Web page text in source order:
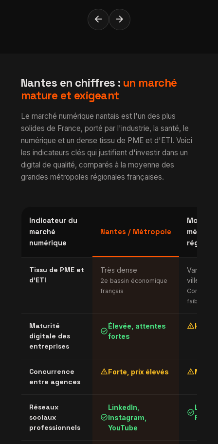
arrow_back arrow_forward
Nantes en chiffres : un marché
mature et exigeant
Le marché numérique nantais est l'un des plus
solides de France, porté par l'industrie, la santé, le
numérique et un dense tissu de PME et d'ETI. Voici
les indicateurs clés qui justifient d'investir dans un
digital de qualité, comparés à la moyenne des
grandes métropoles régionales françaises.
Indicateur du
marché
numérique
Nantes / Métropole
Tissu de PME et
d'ETI
Très dense
2e bassin économique
français
Variable
villes
faible
Maturité
digitale des
entreprises
check_circle
Élevée, attentes
fortes
warning
Concurrence
entre agences
warningForte, prix élevés warning
Réseaux
sociaux
professionnels
check_circle
LinkedIn,
Instagram,
YouTube
check_circle